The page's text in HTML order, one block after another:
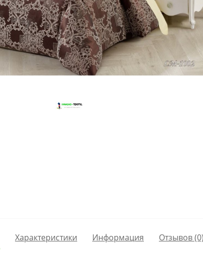
Характеристики Информация Отзывов (0)